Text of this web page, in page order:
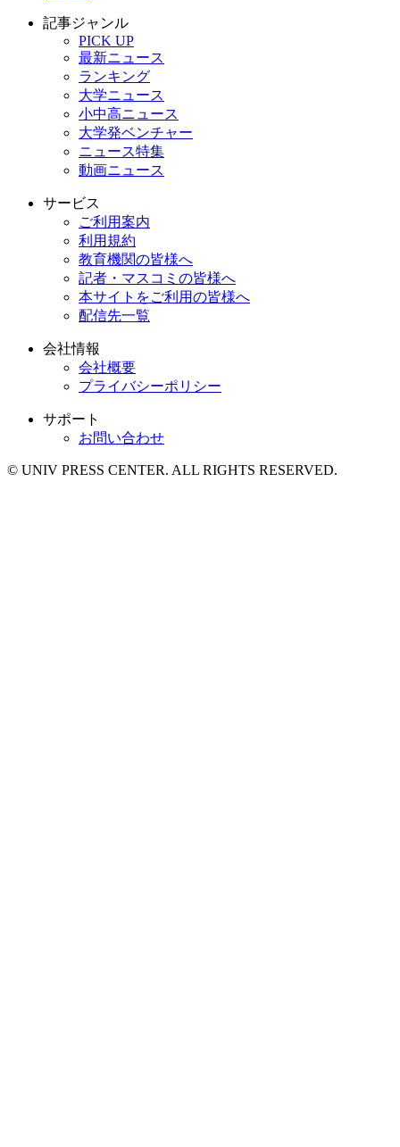
記事ジャンル
PICK UP
最新ニュース
ランキング
大学ニュース
小中高ニュース
大学発ベンチャー
ニュース特集
動画ニュース
サービス
ご利用案内
利用規約
教育機関の皆様へ
記者・マスコミの皆様へ
本サイトをご利用の皆様へ
配信先一覧
会社情報
会社概要
プライバシーポリシー
サポート
お問い合わせ
© UNIV PRESS CENTER. ALL RIGHTS RESERVED.